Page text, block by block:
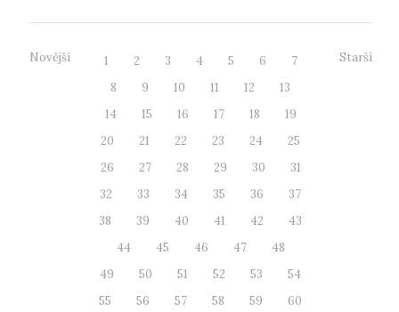
Novější 1 2 3 4 5 6
7
8
9 10 11 12
13
14
15 16 17 18
19
20
21 22 23 24
25
26
27 28 29 30
31
32
33 34 35 36
37
38
39 40 41 42
43
44
45 46 47
48
49
50 51 52 53
54
55
56 57 58 59
60
Starší